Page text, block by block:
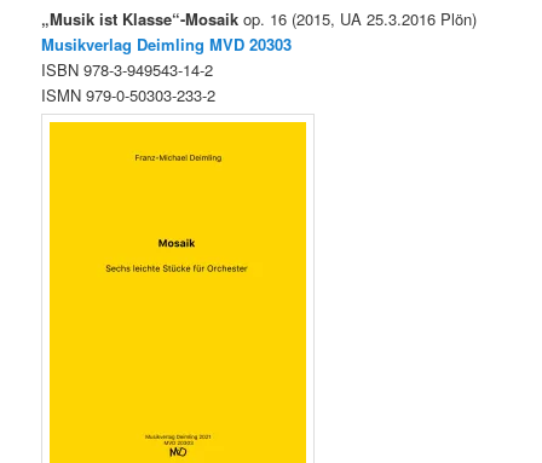
„Musik ist Klasse“-Mosaikop. 16 (2015, UA 25.3.2016 Plön)
Musikverlag Deimling MVD 20303
ISBN 978-3-949543-14-2
ISMN 979-0-50303-233-2